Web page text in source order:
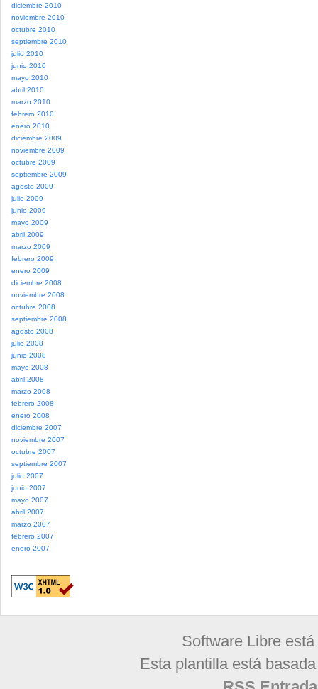
diciembre 2010
noviembre 2010
octubre 2010
septiembre 2010
julio 2010
junio 2010
mayo 2010
abril 2010
marzo 2010
febrero 2010
enero 2010
diciembre 2009
noviembre 2009
octubre 2009
septiembre 2009
agosto 2009
julio 2009
junio 2009
mayo 2009
abril 2009
marzo 2009
febrero 2009
enero 2009
diciembre 2008
noviembre 2008
octubre 2008
septiembre 2008
agosto 2008
julio 2008
junio 2008
mayo 2008
abril 2008
marzo 2008
febrero 2008
enero 2008
diciembre 2007
noviembre 2007
octubre 2007
septiembre 2007
julio 2007
junio 2007
mayo 2007
abril 2007
marzo 2007
febrero 2007
enero 2007
Software Libre
Esta plantilla está